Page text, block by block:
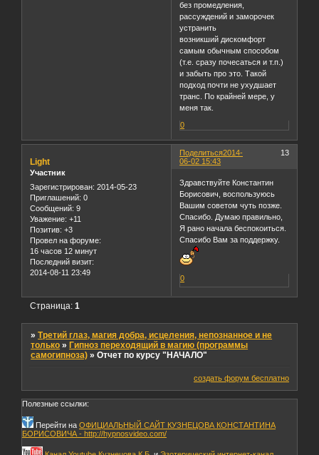
без промедления,
рассуждений и заморочек
устранить
возникший дискомфорт
самым обычным способом
(т.е. сразу почесаться и т.п.)
и забыть про это. Такой
подход почти не ухудшает
транс. По крайней мере, у
меня так.
0
Поделиться 13
2014-
06-02 15:43
Light
Участник
Зарегистрирован: 2014-05-23
Приглашений: 0
Сообщений: 9
Уважение: +11
Позитив: +3
Провел на форуме:
16 часов 12 минут
Последний визит:
2014-08-11 23:49
Здравствуйте Константин
Борисович, воспользуюсь
Вашим советом чуть позже.
Спасибо. Думаю правильно,
Я рано начала беспокоиться.
Спасибо Вам за поддержку.
0
Страница:1
»Третий глаз, магия добра, исцеления, непознанное и не
только » Гипноз переходящий в магию (программы
самогипноза) »Отчет по курсу "НАЧАЛО"
создать форум бесплатно
Полезные ссылки:
Перейти на ОФИЦИАЛЬНЫЙ САЙТ КУЗНЕЦОВА КОНСТАНТИНА
БОРИСОВИЧА - http://hypnosvideo.com/